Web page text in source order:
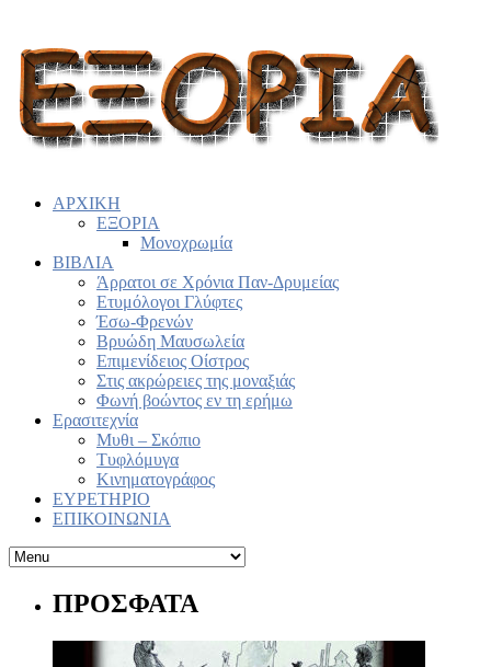
ΑΡΧΙΚΗ
ΕΞΟΡΙΑ
Μονοχρωμία
ΒΙΒΛΙΑ
Άρρατοι σε Χρόνια Παν-Δρυμείας
Ετυμόλογοι Γλύφτες
Έσω-Φρενών
Βρυώδη Μαυσωλεία
Επιμενίδειος Οίστρος
Στις ακρώρειες της μοναξιάς
Φωνή βοώντος εν τη ερήμω
Ερασιτεχνία
Μυθι – Σκόπιο
Τυφλόμυγα
Κινηματογράφος
ΕΥΡΕΤΗΡΙΟ
ΕΠΙΚΟΙΝΩΝΙΑ
ΠΡΟΣΦΑΤΑ